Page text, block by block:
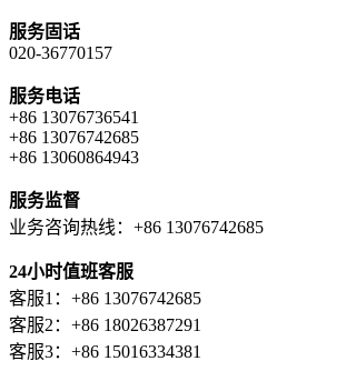
服务固话
020-36770157
服务电话
+86 13076736541
+86 13076742685
+86 13060864943
服务监督
业务咨询热线：+86 13076742685
24小时值班客服
客服1：+86 13076742685
客服2：+86 18026387291
客服3：+86 15016334381